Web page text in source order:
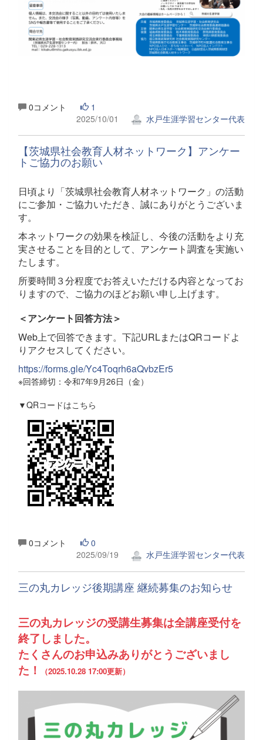
0コメント
1
2025/10/01
水戸生涯学習センター代表
【茨城県社会教育人材ネットワーク】アンケー
トご協力のお願い
日頃より「茨城県社会教育人材ネットワーク」の活動
にご参加・ご協力いただき、誠にありがとうございま
す。
本ネットワークの効果を検証し、今後の活動をより充
実させることを目的として、アンケート調査を実施い
たします。
所要時間３分程度でお答えいただける内容となってお
りますので、ご協力のほどお願い申し上げます。
＜アンケート回答方法＞
Web上で回答できます。下記URLまたはQRコードよ
りアクセスしてください。
https://forms.gle/Yc4Toqrh6aQvbzEr5
※回答締切：令和7年9月26日（金）
▼QRコードはこちら
0コメント
0
2025/09/19
水戸生涯学習センター代表
三の丸カレッジ後期講座 継続募集のお知らせ
三の丸カレッジの受講生募集は全講座受付を
終了しました。
たくさんのお申込みありがとうございまし
た！
（2025.10.28 17:00更新）